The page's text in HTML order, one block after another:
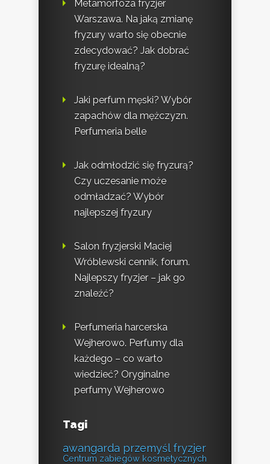
Metamorfoza fryzjer
Warszawa. Na jaką zmianę
fryzury warto się obecnie
zdecydować? Jak dobrać
fryzurę idealną?
Jaki perfum męski? Wybór
zapachów dla mężczyzn.
Perfumeria belle
Jak odmłodzić się fryzurą?
Czy uczesanie może
odmładzać? Wybór
najlepszej fryzury
Salon fryzjerski Maciej
Wróblewski cennik, forum.
Najlepszy fryzjer – jak go
znaleźć?
Perfumeria harcerska
Wejherowo. Perfumy dla
każdego – co warto
wiedzieć? Oryginalne
perfumy Wejherowo
Tagi
awangarda przemyśl fryzjer
Centrum zabiegów kosmetycznych